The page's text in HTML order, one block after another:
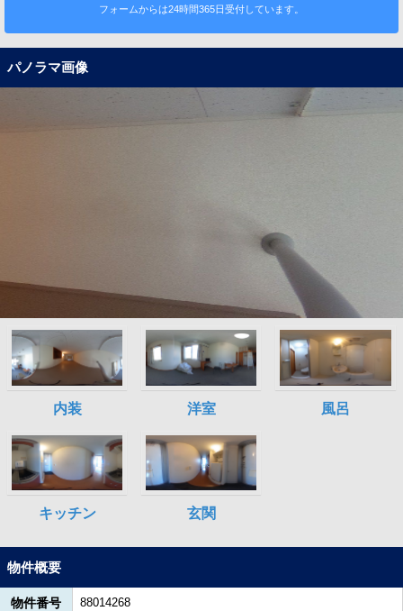
フォームからは24時間365日受付しています。
パノラマ画像
物件概要
物件番号 88014268